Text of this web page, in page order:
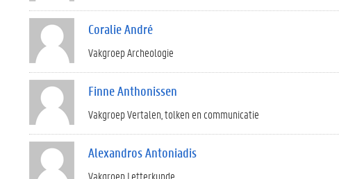
Coralie André
Vakgroep Archeologie
Finne Anthonissen
Vakgroep Vertalen, tolken en communicatie
Alexandros Antoniadis
Vakgroep Letterkunde